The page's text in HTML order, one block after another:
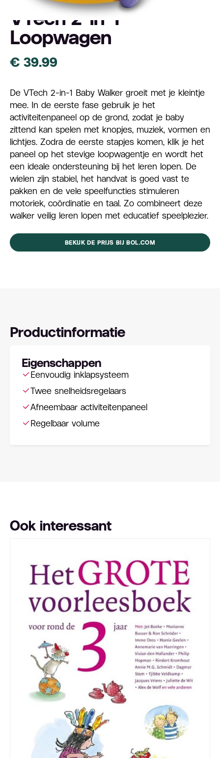
VTech 2-in-1
Loopwagen
€ 39.99
De VTech 2-in-1 Baby Walker groeit met je kleintje
mee. In de eerste fase gebruik je het
activiteitenpaneel op de grond, zodat je baby
zittend kan spelen met knopjes, muziek, vormen en
lichtjes. Zodra de eerste stapjes komen, klik je het
paneel op het stevige loopwagentje en wordt het
een ideale ondersteuning bij het leren lopen. De
wielen zijn stabiel, het handvat is goed vast te
pakken en de vele speelfuncties stimuleren
motoriek, coördinatie en taal. Zo combineert deze
walker veilig leren lopen met educatief speelplezier.
BEKIJK DE PRIJS BIJ BOL.COM
Productinformatie
Eigenschappen
Eenvoudig inklapsysteem
Twee snelheidsregelaars
Afneembaar activiteitenpaneel
Regelbaar volume
Ook interessant